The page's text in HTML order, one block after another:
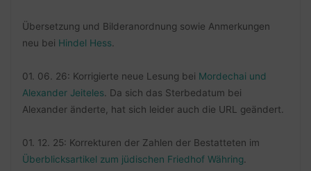
Übersetzung und Bilderanordnung sowie Anmerkungen
neu bei Hindel Hess
01. 06. 26: Korrigierte neue Lesung bei Mordechai und
Alexander Jeiteles . Da sich das Sterbedatum bei
Alexander änderte, hat sich leider auch die URL geändert.
01. 12. 25: Korrekturen der Zahlen der Bestatteten im
Überblicksartikel zum jüdischen Friedhof Währing